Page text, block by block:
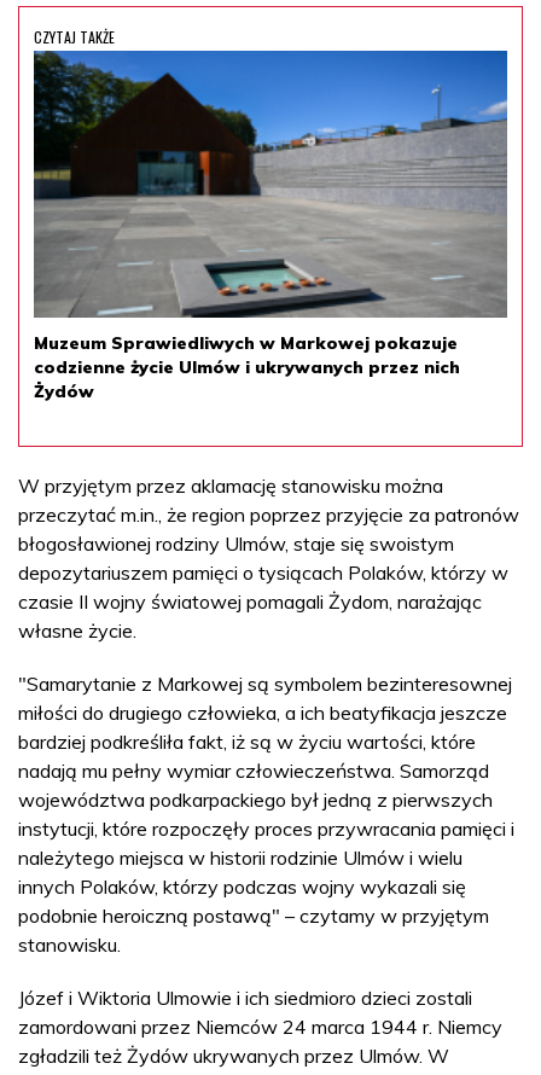
CZYTAJ TAKŻE
Muzeum Sprawiedliwych w Markowej pokazuje
codzienne życie Ulmów i ukrywanych przez nich
Żydów
W przyjętym przez aklamację stanowisku można
przeczytać m.in., że region poprzez przyjęcie za patronów
błogosławionej rodziny Ulmów, staje się swoistym
depozytariuszem pamięci o tysiącach Polaków, którzy w
czasie II wojny światowej pomagali Żydom, narażając
własne życie.
"Samarytanie z Markowej są symbolem bezinteresownej
miłości do drugiego człowieka, a ich beatyfikacja jeszcze
bardziej podkreśliła fakt, iż są w życiu wartości, które
nadają mu pełny wymiar człowieczeństwa. Samorząd
województwa podkarpackiego był jedną z pierwszych
instytucji, które rozpoczęły proces przywracania pamięci i
należytego miejsca w historii rodzinie Ulmów i wielu
innych Polaków, którzy podczas wojny wykazali się
podobnie heroiczną postawą" – czytamy w przyjętym
stanowisku.
Józef i Wiktoria Ulmowie i ich siedmioro dzieci zostali
zamordowani przez Niemców 24 marca 1944 r. Niemcy
zgładzili też Żydów ukrywanych przez Ulmów. W